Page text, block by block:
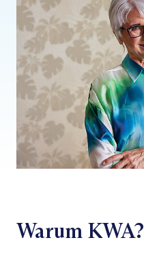
Warum KWA?